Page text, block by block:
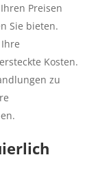
Preisen
Sie bieten.
Kosten.
zu